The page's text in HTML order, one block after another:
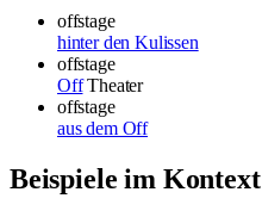
offstage
hinter den Kulissen
offstage
Off Theater
offstage
aus dem Off
Beispiele im Kontext